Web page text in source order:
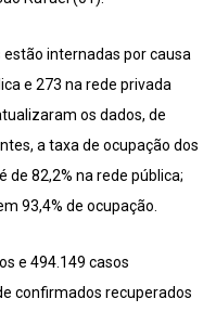
estão internadas por causa
e 273 na rede privada
os dados, de
a taxa de ocupação dos
de 82,2% na rede pública;
93,4% de ocupação.
e 494.149 casos
confirmados recuperados